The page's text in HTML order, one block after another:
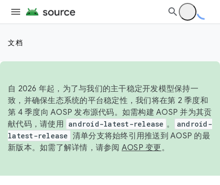
文档
自 2026 年起，为了与我们的主干稳定开发模型保持一
致，并确保生态系统的平台稳定性，我们将在第 2 季度和
第 4 季度向 AOSP 发布源代码。如需构建 AOSP 并为其贡
献代码，请使用 android-latest-release 。
android-
latest-release 清单分支将始终引用推送到 AOSP 的最
新版本。如需了解详情，请参阅 AOSP 变更。